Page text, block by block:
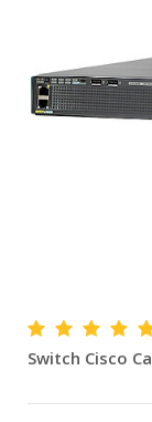
Switch Cisco